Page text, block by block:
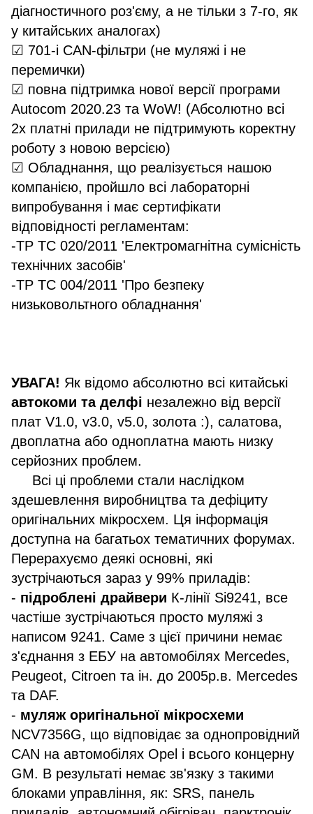
діагностичного роз'єму, а не тільки з 7-го, як
у китайських аналогах)
☑ 701-і CAN-фільтри (не муляжі і не
перемички)
☑ повна підтримка нової версії програми
Autocom 2020.23 та WoW! (Абсолютно всі
2х платні прилади не підтримують коректну
роботу з новою версією)
☑ Обладнання, що реалізується нашою
компанією, пройшло всі лабораторні
випробування і має сертифікати
відповідності регламентам:
-ТР ТС 020/2011 'Електромагнітна сумісність
технічних засобів'
-ТР ТС 004/2011 'Про безпеку
низьковольтного обладнання'
УВАГА! Як відомо абсолютно всі китайські
автокоми та делфі незалежно від версії
плат V1.0, v3.0, v5.0, золота :), салатова,
двоплатна або одноплатна мають низку
серйозних проблем.
Всі ці проблеми стали наслідком
здешевлення виробництва та дефіциту
оригінальних мікросхем. Ця інформація
доступна на багатьох тематичних форумах.
Перерахуємо деякі основні, які
зустрічаються зараз у 99% приладів:
- підроблені драйвери К-лінії Si9241, все
частіше зустрічаються просто муляжі з
написом 9241. Саме з цієї причини немає
з'єднання з ЕБУ на автомобілях Mercedes,
Peugeot, Citroen та ін. до 2005р.в. Mercedes
та DAF.
- муляж оригінальної мікросхеми
NCV7356G, що відповідає за однопровідний
CAN на автомобілях Opel і всього концерну
GM. В результаті немає зв'язку з такими
блоками управління, як: SRS, панель